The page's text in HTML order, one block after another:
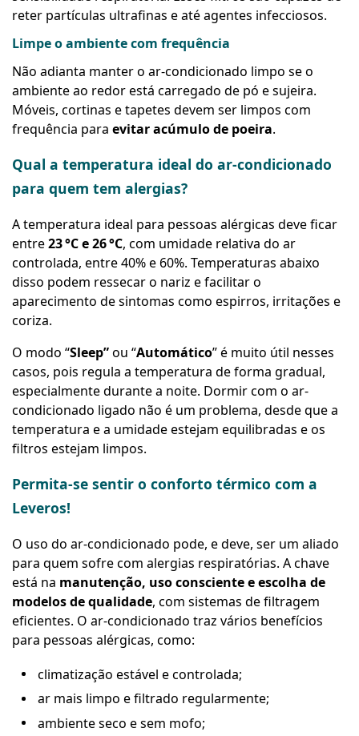
reter partículas ultrafinas e até agentes infecciosos.
Limpe o ambiente com frequência
Não adianta manter o ar-condicionado limpo se o
ambiente ao redor está carregado de pó e sujeira.
Móveis, cortinas e tapetes devem ser limpos com
frequência para evitar acúmulo de poeira.
Qual a temperatura ideal do ar-condicionado
para quem tem alergias?
A temperatura ideal para pessoas alérgicas deve ficar
entre23 °C e 26 °C, com umidade relativa do ar
controlada, entre 40% e 60%. Temperaturas abaixo
disso podem ressecar o nariz e facilitar o
aparecimento de sintomas como espirros, irritações e
coriza.
O modo “Sleep”ou “Automático” é muito útil nesses
casos, pois regula a temperatura de forma gradual,
especialmente durante a noite. Dormir com o ar-
condicionado ligado não é um problema, desde que a
temperatura e a umidade estejam equilibradas e os
filtros estejam limpos.
Permita-se sentir o conforto térmico com a
Leveros!
O uso do ar-condicionado pode, e deve, ser um aliado
para quem sofre com alergias respiratórias. A chave
está na manutenção, uso consciente e escolha de
modelos de qualidade, com sistemas de filtragem
eficientes. O ar-condicionado traz vários benefícios
para pessoas alérgicas, como:
climatização estável e controlada;
ar mais limpo e filtrado regularmente;
ambiente seco e sem mofo;